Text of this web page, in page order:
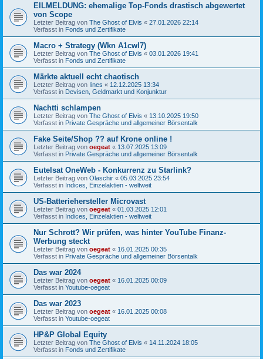
EILMELDUNG: ehemalige Top-Fonds drastisch abgewertet
von Scope
Letzter Beitrag von The Ghost of Elvis « 27.01.2026 22:14
Verfasst in Fonds und Zertifikate
Macro + Strategy (Wkn A1cwl7)
Letzter Beitrag von The Ghost of Elvis « 03.01.2026 19:41
Verfasst in Fonds und Zertifikate
Märkte aktuell echt chaotisch
Letzter Beitrag von Iines « 12.12.2025 13:34
Verfasst in Devisen, Geldmarkt und Konjunktur
Nachtti schlampen
Letzter Beitrag von The Ghost of Elvis « 13.10.2025 19:50
Verfasst in Private Gespräche und allgemeiner Börsentalk
Fake Seite/Shop ?? auf Krone online !
Letzter Beitrag von oegeat « 13.07.2025 13:09
Verfasst in Private Gespräche und allgemeiner Börsentalk
Eutelsat OneWeb - Konkurrenz zu Starlink?
Letzter Beitrag von Olaschir « 05.03.2025 23:54
Verfasst in Indices, Einzelaktien - weltweit
US-Batteriehersteller Microvast
Letzter Beitrag von oegeat « 01.03.2025 12:01
Verfasst in Indices, Einzelaktien - weltweit
Nur Schrott? Wir prüfen, was hinter YouTube Finanz-
Werbung steckt
Letzter Beitrag von oegeat « 16.01.2025 00:35
Verfasst in Private Gespräche und allgemeiner Börsentalk
Das war 2024
Letzter Beitrag von oegeat « 16.01.2025 00:09
Verfasst in Youtube-oegeat
Das war 2023
Letzter Beitrag von oegeat « 16.01.2025 00:08
Verfasst in Youtube-oegeat
HP&P Global Equity
Letzter Beitrag von The Ghost of Elvis « 14.11.2024 18:05
Verfasst in Fonds und Zertifikate